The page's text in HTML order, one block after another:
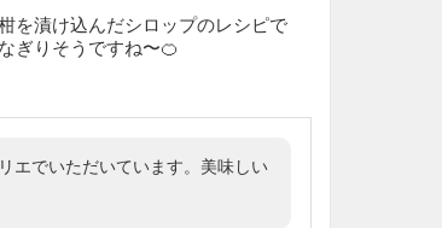
を漬け込んだシロップのレシピで
ぎりそうですね〜🍊
エでいただいています。美味しい